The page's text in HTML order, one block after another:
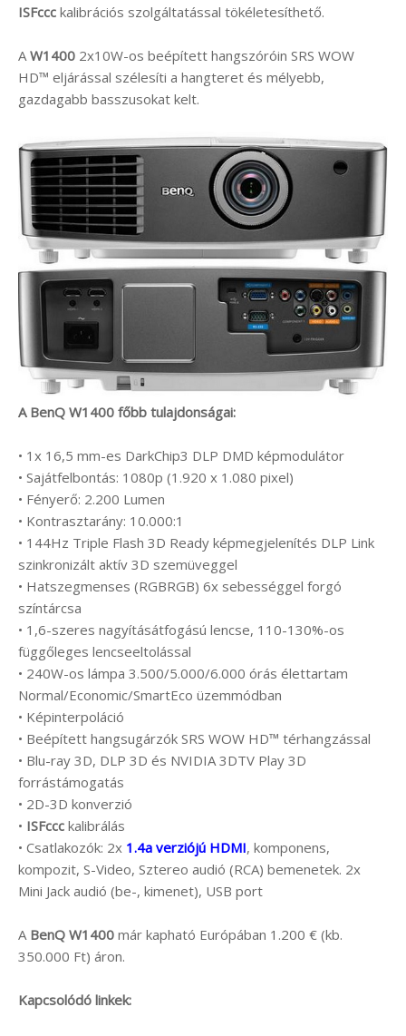
ISFccc kalibrációs szolgáltatással tökéletesíthető.
A W1400 2x10W-os beépített hangszóróin SRS WOW
HD™ eljárással szélesíti a hangteret és mélyebb,
gazdagabb basszusokat kelt.
A BenQ W1400 főbb tulajdonságai:
• 1x 16,5 mm-es DarkChip3 DLP DMD képmodulátor
• Sajátfelbontás: 1080p (1.920 x 1.080 pixel)
• Fényerő: 2.200 Lumen
• Kontrasztarány: 10.000:1
• 144Hz Triple Flash 3D Ready képmegjelenítés DLP Link
szinkronizált aktív 3D szemüveggel
• Hatszegmenses (RGBRGB) 6x sebességgel forgó
színtárcsa
• 1,6-szeres nagyításátfogású lencse, 110-130%-os
függőleges lencseeltolással
• 240W-os lámpa 3.500/5.000/6.000 órás élettartam
Normal/Economic/SmartEco üzemmódban
• Képinterpoláció
• Beépített hangsugárzók SRS WOW HD™ térhangzással
• Blu-ray 3D, DLP 3D és NVIDIA 3DTV Play 3D
forrástámogatás
• 2D-3D konverzió
• ISFccc kalibrálás
• Csatlakozók: 2x 1.4a verziójú HDMI, komponens,
kompozit, S-Video, Sztereo audió (RCA) bemenetek. 2x
Mini Jack audió (be-, kimenet), USB port
A BenQ W1400 már kapható Európában 1.200 € (kb.
350.000 Ft) áron.
Kapcsolódó linkek: